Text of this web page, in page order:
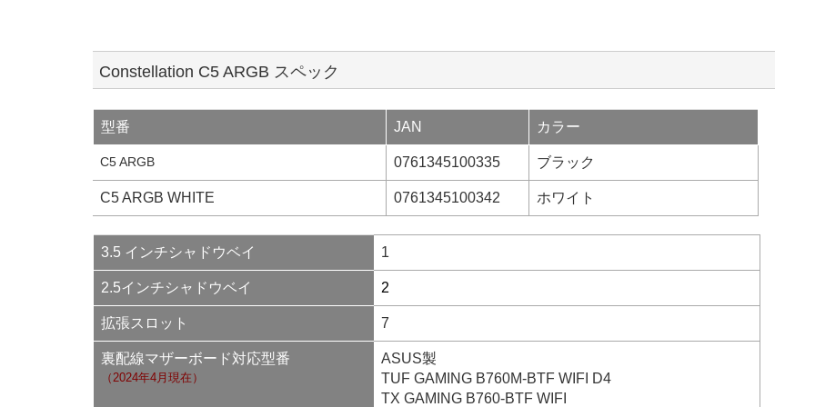
Constellation C5 ARGB スペック
型番 JAN カラー
C5 ARGB 0761345100335 ブラック
C5 ARGB WHITE 0761345100342 ホワイト
3.5 インチシャドウベイ 1
2.5インチシャドウベイ 2
拡張スロット 7
裏配線マザーボード対応型番
（2024年4月現在）
ASUS製
TUF GAMING B760M-BTF WIFI D4
TX GAMING B760-BTF WIFI